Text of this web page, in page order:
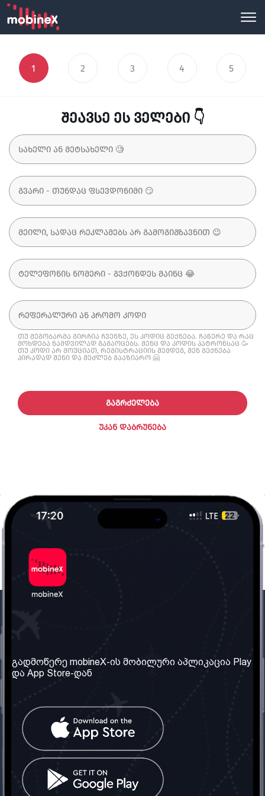
1 2 3 4 5
შეავსე ეს ველები 👇
თუ მეგობარმა გირჩია ჩვენზე, ეს კოდიც გექნება. ჩაწერე და რაც
მოხდება ნამდვილად გაგაოცებს. შენც და კოდის პატრონსაც 🥳
თუ კოდი არ მოუციათ, რეგისტრაციის შემდეგ, შენ გექნება
პირადად შენი და შეძლებ გააზიარო 🤗
ᲣᲙᲐᲜ ᲓᲐᲑᲠᲣᲜᲔᲑᲐ
ᲒᲐᲒᲠᲫᲔᲚᲔᲑᲐ
ჩვენ შესახებ
ჩვენი სერვისები
წესები და პირობები
კითხვები
კონტაქტი
საქართველო: თბილისი
ტელ: 032 2 04 00 50
სოციალური ქსელი
გადმოწერე mobineX-ის მობილური აპლიკაცია Play
და App Store-დან